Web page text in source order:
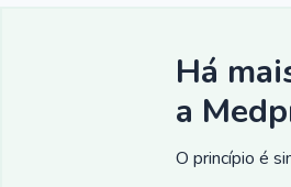
Há
a
O princípio é